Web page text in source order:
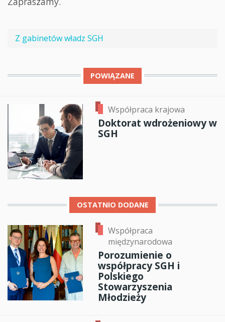
Z gabinetów władz SGH
POWIĄZANE
Współpraca krajowa
Doktorat wdrożeniowy w
SGH
OSTATNIO DODANE
Współpraca
międzynarodowa
Porozumienie o
współpracy SGH i
Polskiego
Stowarzyszenia
Młodzieży